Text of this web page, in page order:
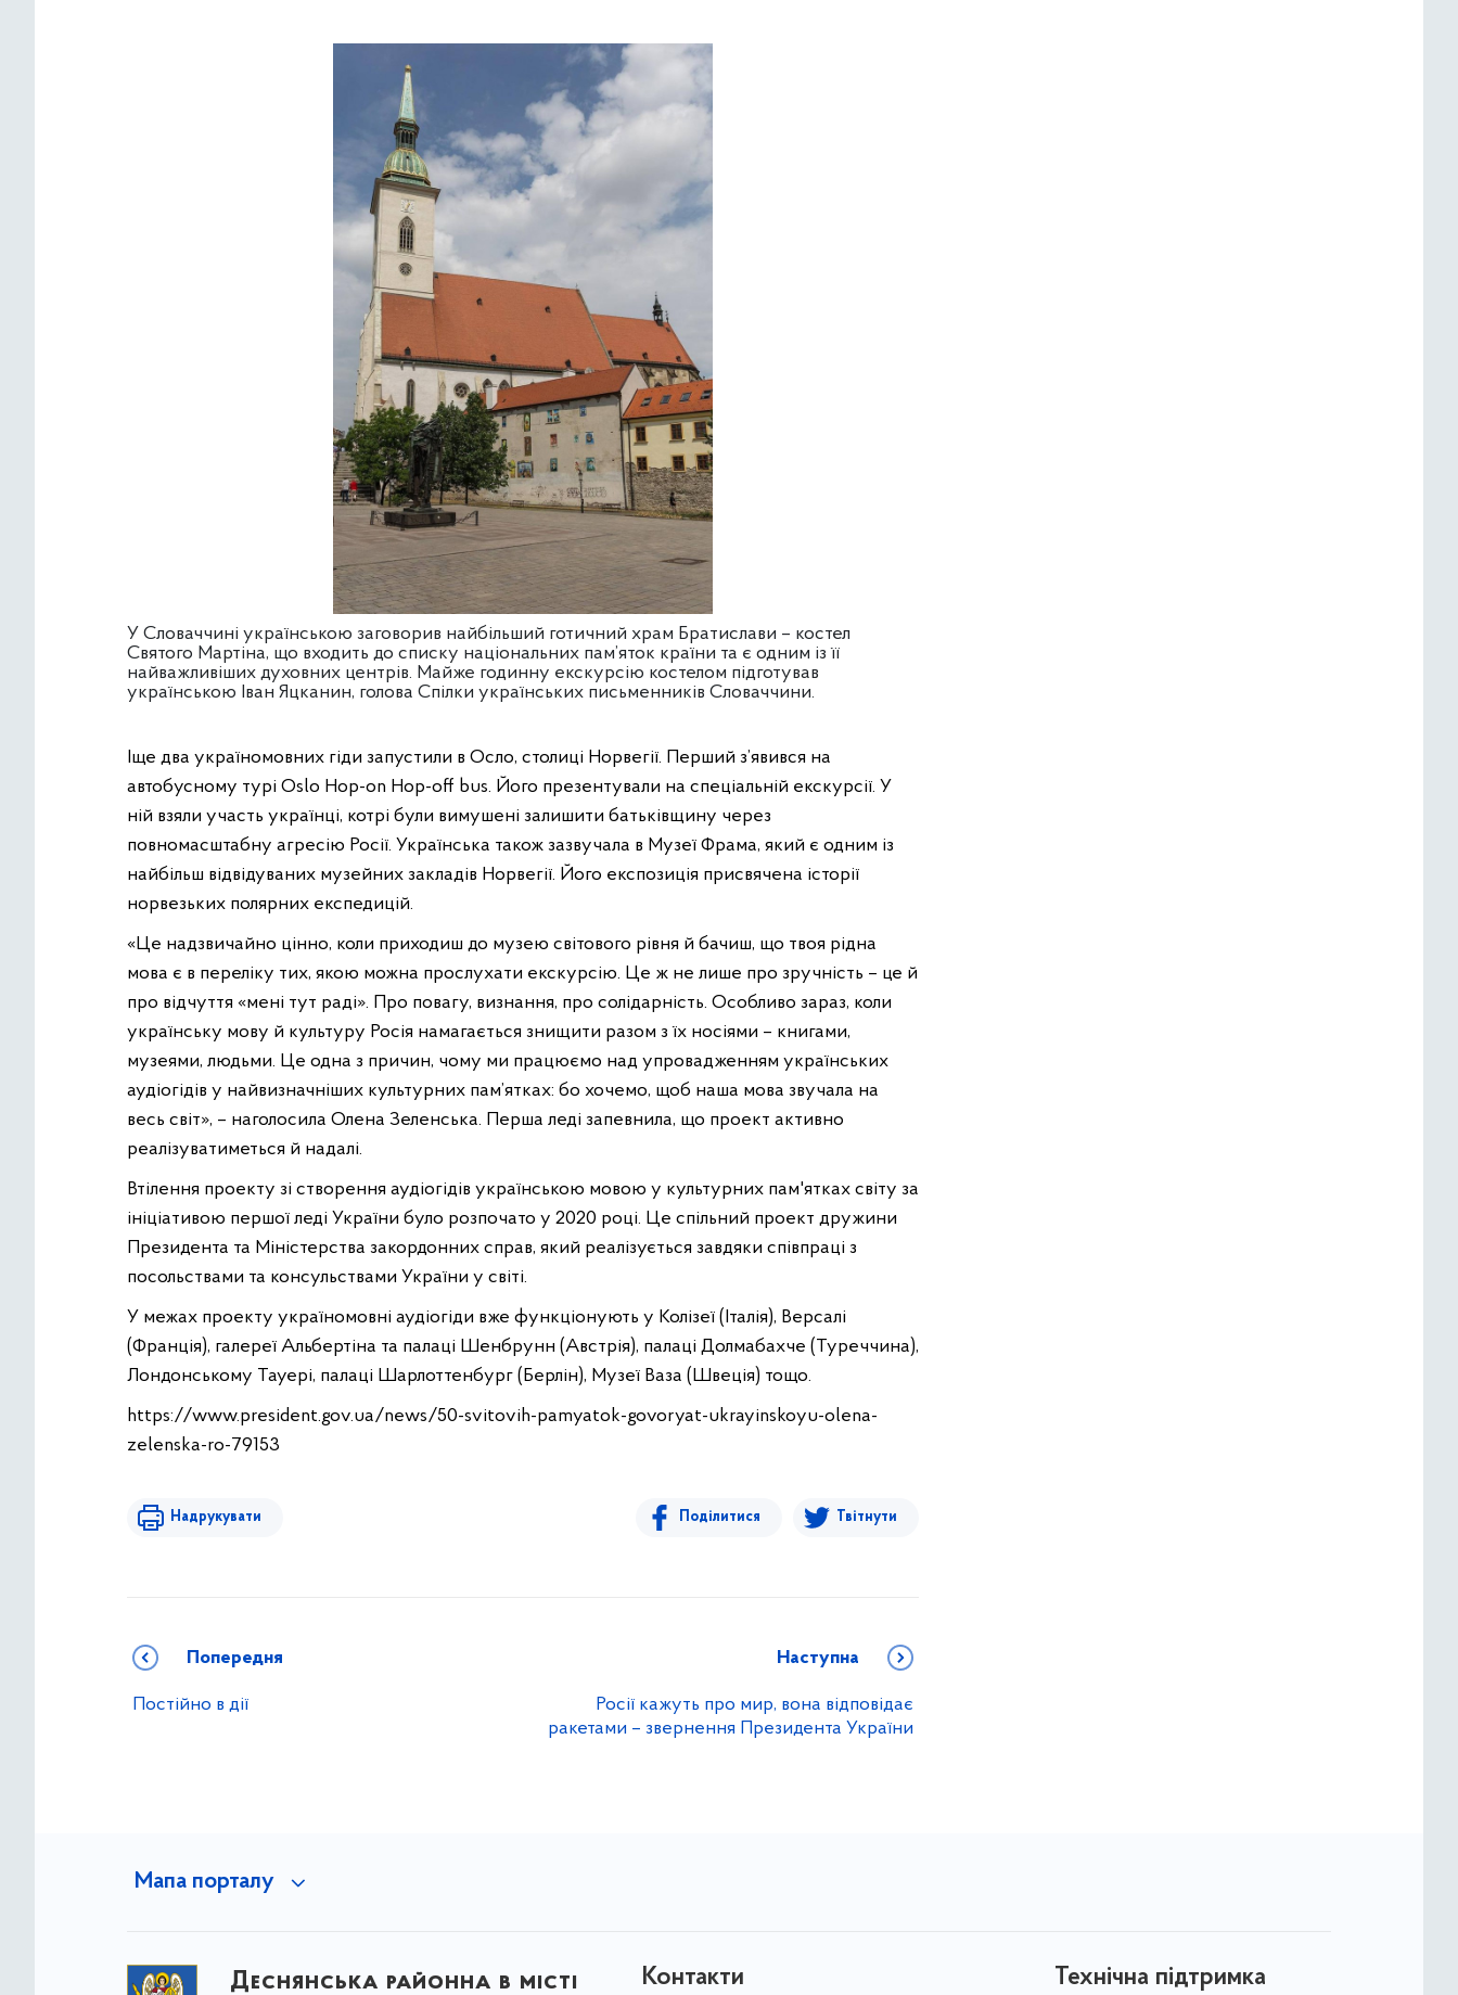
У Словаччині українською заговорив найбільший готичний храм Братислави – костел
Святого Мартіна, що входить до списку національних пам’яток країни та є одним із її
найважливіших духовних центрів. Майже годинну екскурсію костелом підготував
українською Іван Яцканин, голова Спілки українських письменників Словаччини.
Іще два україномовних гіди запустили в Осло, столиці Норвегії. Перший з’явився на
автобусному турі Oslo Hop-оn Hop-оff bus. Його презентували на спеціальній екскурсії. У
ній взяли участь українці, котрі були вимушені залишити батьківщину через
повномасштабну агресію Росії. Українська також зазвучала в Музеї Фрама, який є одним із
найбільш відвідуваних музейних закладів Норвегії. Його експозиція присвячена історії
норвезьких полярних експедицій.
«Це надзвичайно цінно, коли приходиш до музею світового рівня й бачиш, що твоя рідна
мова є в переліку тих, якою можна прослухати екскурсію. Це ж не лише про зручність – це й
про відчуття «мені тут раді». Про повагу, визнання, про солідарність. Особливо зараз, коли
українську мову й культуру Росія намагається знищити разом з їх носіями – книгами,
музеями, людьми. Це одна з причин, чому ми працюємо над упровадженням українських
аудіогідів у найвизначніших культурних пам’ятках: бо хочемо, щоб наша мова звучала на
весь світ», – наголосила Олена Зеленська. Перша леді запевнила, що проект активно
реалізуватиметься й надалі.
Втілення проекту зі створення аудіогідів українською мовою у культурних пам'ятках світу за
ініціативою першої леді України було розпочато у 2020 році. Це спільний проект дружини
Президента та Міністерства закордонних справ, який реалізується завдяки співпраці з
посольствами та консульствами України у світі.
У межах проекту україномовні аудіогіди вже функціонують у Колізеї (Італія), Версалі
(Франція), галереї Альбертіна та палаці Шенбрунн (Австрія), палаці Долмабахче (Туреччина),
Лондонському Тауері, палаці Шарлоттенбург (Берлін), Музеї Ваза (Швеція) тощо.
https://www.president.gov.ua/news/50-svitovih-pamyatok-govoryat-ukrayinskoyu-olena-
zelenska-ro-79153
Надрукувати Поділитися Твітнути
Попередня
Постійно в дії
Наступна
Росії кажуть про мир, вона відповідає
ракетами – звернення Президента України
Мапа порталу
Деснянська районна в місті Контакти Технічна підтримка